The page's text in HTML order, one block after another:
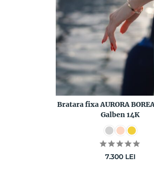
Bratara fixa AURORA
Galben 14K
7.300 LEI